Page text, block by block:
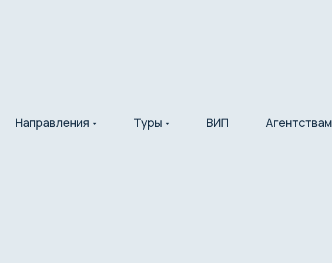
Направления Туры ВИП Агентствам